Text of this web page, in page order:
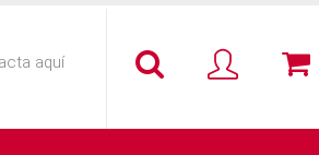
aquí